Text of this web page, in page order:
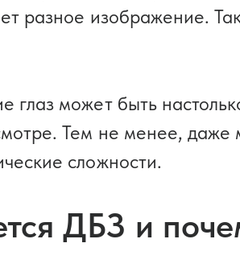
разное изображение.
может быть
Тем не менее,
сложности.
ДБЗ и